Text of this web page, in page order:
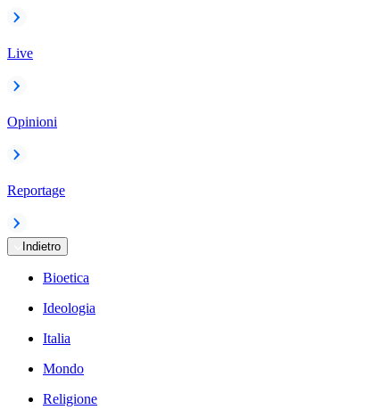
Live
Opinioni
Reportage
Indietro
Bioetica
Ideologia
Italia
Mondo
Religione